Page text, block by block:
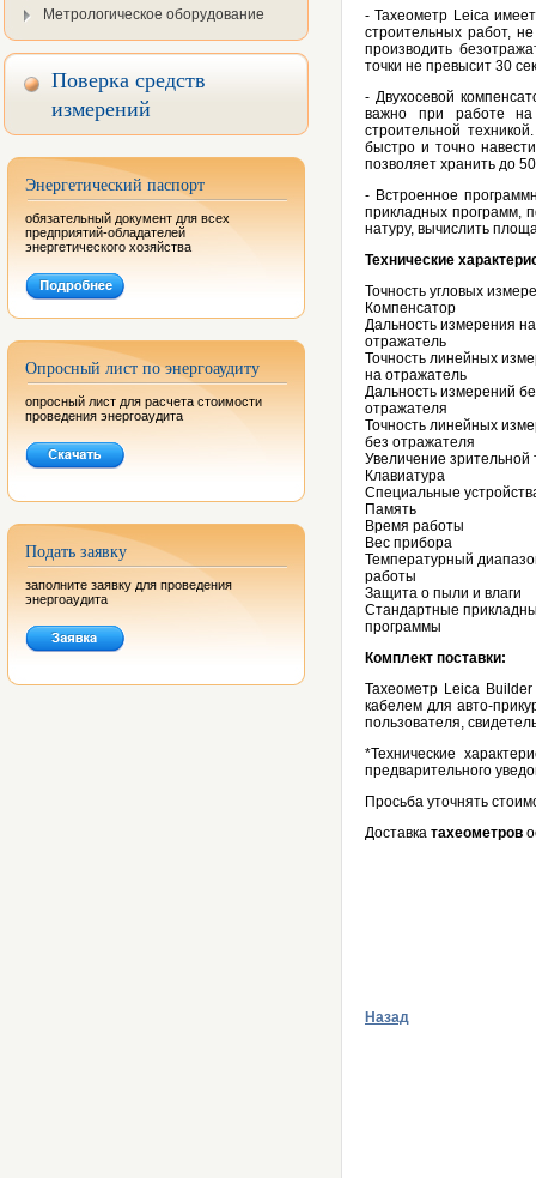
Метрологическое оборудование
Поверка средств
измерений
Энергетический паспорт
обязательный документ для всех
предприятий-обладателей
энергетического хозяйства
Опросный лист по энергоаудиту
опросный лист для расчета стоимости
проведения энергоаудита
Подать заявку
заполните заявку для проведения
энергоаудита
- Тахеометр Leica
строительных работ,
производить
точки не превысит 30
- Двухосевой
важно при работе на
строительной
быстро и точно
позволяет хранить до
- Встроенное
прикладных программ,
натуру, вычислить
Технические
Точность угловых
Компенсатор
Дальность измерения на
отражатель
Точность линейных
на отражатель
Дальность измерений
отражателя
Точность линейных
без отражателя
Увеличение зрительной
Клавиатура
Специальные
Память
Время работы
Вес прибора
Температурный
работы
Защита о пыли и влаги
Стандартные
программы
Комплект поставки:
Тахеометр Leica Builder
кабелем для авто-
пользователя,
*Технические
предварительного
Просьба уточнять
Доставка тахеометров
Назад